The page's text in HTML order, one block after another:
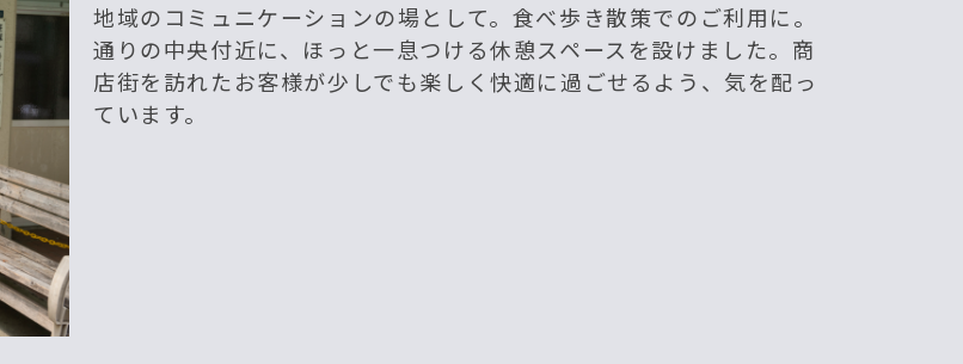
地域のコミュニケーションの場として。食べ歩き散策でのご利用に。
通りの中央付近に、ほっと一息つける休憩スペースを設けました。商
店街を訪れたお客様が少しでも楽しく快適に過ごせるよう、気を配っ
ています。